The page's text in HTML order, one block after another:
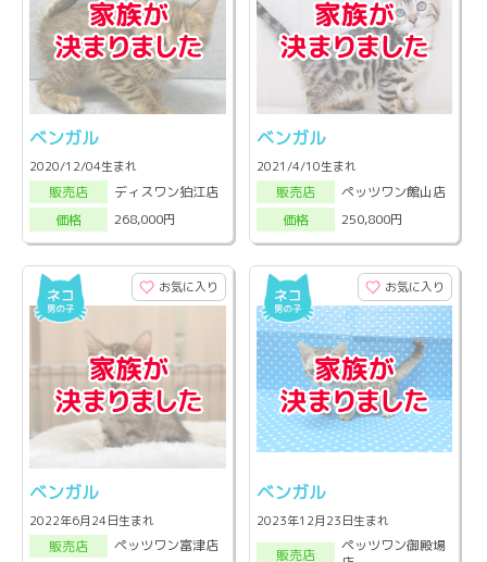
ベンガル
2020/12/04生まれ
販売店
ディスワン狛江店
価格
268,000円
ベンガル
2021/4/10生まれ
販売店
ペッツワン館山店
価格
250,800円
お気に入り
ベンガル
2022年6月24日生まれ
販売店
ペッツワン富津店
お気に入り
ベンガル
2023年12月23日生まれ
販売店
ペッツワン御殿場